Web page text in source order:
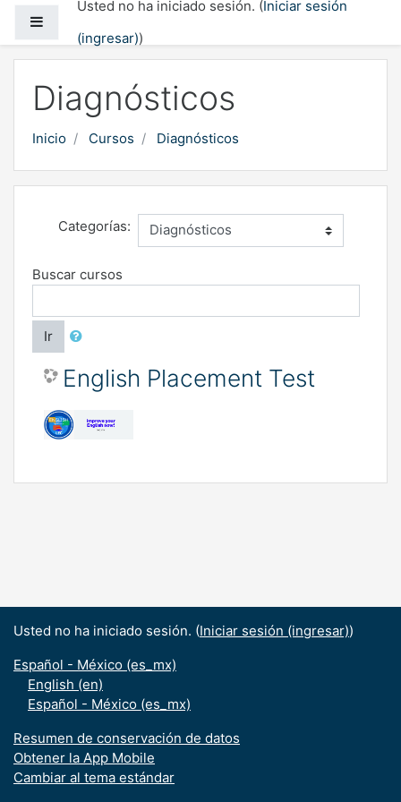
Saltar al contenido principal
Usted no ha iniciado sesión. (Iniciar sesión
(ingresar))
Diagnósticos
Inicio Cursos Diagnósticos
Categorías:
Buscar cursos
Ir
English Placement Test
Usted no ha iniciado sesión. (Iniciar sesión (ingresar))
Español - México ‎(es_mx)‎
English ‎(en)‎
Español - México ‎(es_mx)‎
Resumen de conservación de datos
Obtener la App Mobile
Cambiar al tema estándar